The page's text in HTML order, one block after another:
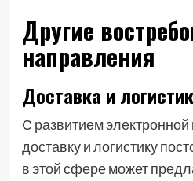
Другие
направления
Доставка и
С развитием электронной
доставку и логистику
в этой сфере может